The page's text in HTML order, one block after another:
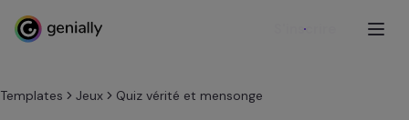
S'inscrire
Templates Jeux Quiz vérité et mensonge